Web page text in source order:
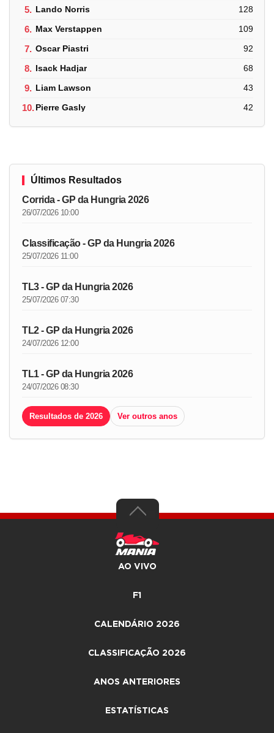
5. Lando Norris 128
6. Max Verstappen 109
7. Oscar Piastri 92
8. Isack Hadjar 68
9. Liam Lawson 43
10.Pierre Gasly 42
Últimos Resultados
Corrida - GP da Hungria 2026
26/07/2026 10:00
Classificação - GP da Hungria 2026
25/07/2026 11:00
TL3 - GP da Hungria 2026
25/07/2026 07:30
TL2 - GP da Hungria 2026
24/07/2026 12:00
TL1 - GP da Hungria 2026
24/07/2026 08:30
Resultados de 2026 Ver outros anos
AO VIVO
F1
CALENDÁRIO 2026
CLASSIFICAÇÃO 2026
ANOS ANTERIORES
ESTATÍSTICAS